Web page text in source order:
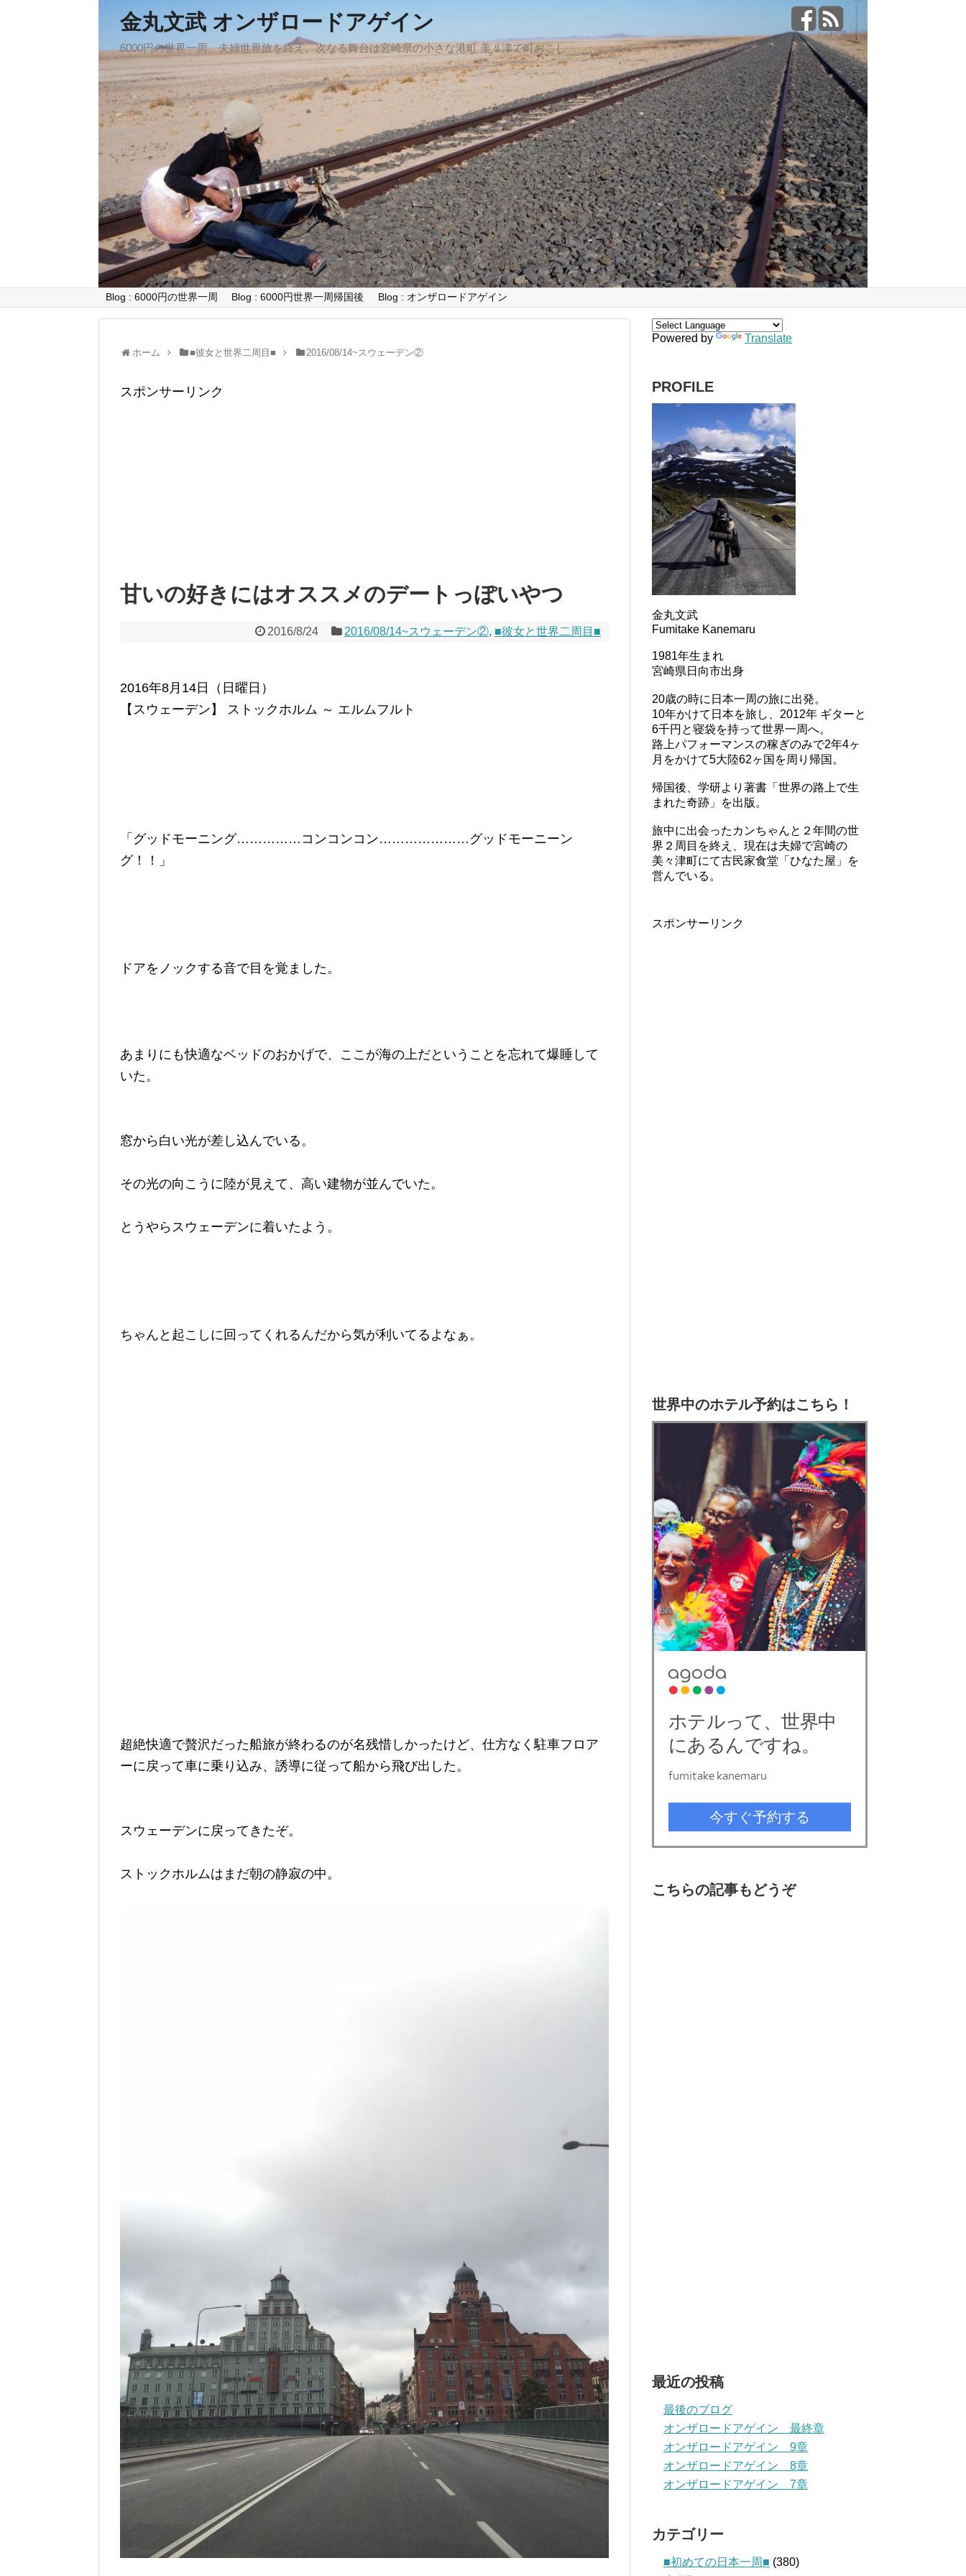
金丸文武 オンザロードアゲイン
6000円の世界一周、夫婦世界旅を終え、次なる舞台は宮崎県の小さな港町 美々津で町おこし
Blog : 6000円の世界一周 Blog : 6000円世界一周帰国後 Blog : オンザロードアゲイン
ホーム ■彼女と世界二周目■ 2016/08/14~スウェーデン②
スポンサーリンク
甘いの好きにはオススメのデートっぽいやつ
2016/8/24 2016/08/14~スウェーデン②, ■彼女と世界二周目■
2016年8月14日（日曜日）
【スウェーデン】 ストックホルム ～ エルムフルト
「グッドモーニング……………コンコンコン…………………グッドモーニーン
グ！！」
ドアをノックする音で目を覚ました。
あまりにも快適なベッドのおかげで、ここが海の上だということを忘れて爆睡して
いた。
窓から白い光が差し込んでいる。
その光の向こうに陸が見えて、高い建物が並んでいた。
とうやらスウェーデンに着いたよう。
ちゃんと起こしに回ってくれるんだから気が利いてるよなぁ。
超絶快適で贅沢だった船旅が終わるのが名残惜しかったけど、仕方なく駐車フロア
ーに戻って車に乗り込み、誘導に従って船から飛び出した。
スウェーデンに戻ってきたぞ。
ストックホルムはまだ朝の静寂の中。
Powered by Translate
PROFILE
金丸文武
Fumitake Kanemaru
1981年生まれ
宮崎県日向市出身
20歳の時に日本一周の旅に出発。
10年かけて日本を旅し、2012年 ギターと
6千円と寝袋を持って世界一周へ。
路上パフォーマンスの稼ぎのみで2年4ヶ
月をかけて5大陸62ヶ国を周り帰国。
帰国後、学研より著書「世界の路上で生
まれた奇跡」を出版。
旅中に出会ったカンちゃんと２年間の世
界２周目を終え、現在は夫婦で宮崎の
美々津町にて古民家食堂「ひなた屋」を
営んでいる。
スポンサーリンク
世界中のホテル予約はこちら！
こちらの記事もどうぞ
最近の投稿
最後のブログ
オンザロードアゲイン 最終章
オンザロードアゲイン 9章
オンザロードアゲイン 8章
オンザロードアゲイン 7章
カテゴリー
■初めての日本一周■ (380)